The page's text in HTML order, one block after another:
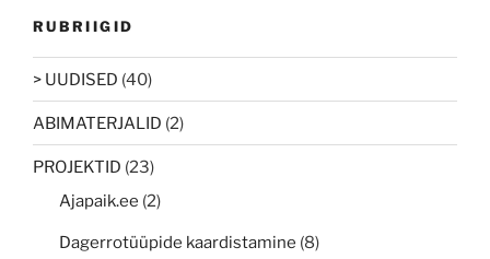
RUBRIIGID
> UUDISED (40)
ABIMATERJALID (2)
PROJEKTID (23)
Ajapaik.ee (2)
Dagerrotüüpide kaardistamine (8)